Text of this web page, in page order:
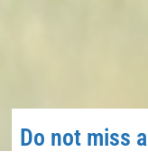
Do not miss